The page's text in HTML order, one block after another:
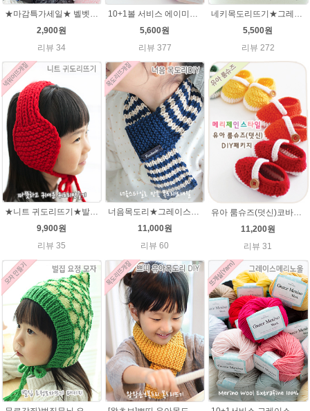
2,900원
리뷰 34
5,600원
리뷰 377
5,500원
리뷰 272
★니트 귀도리뜨기★발렌타인울 뜨개실 DIY 뜨개질
9,900원
리뷰 35
너음목도리★그레이스메리노울 뜨개실 목도리뜨기 뜨개질
11,000원
리뷰 60
유아 룸슈즈(덧신)코바늘뜨기 태교 취미뜨개질 뜨게질 에이미울 뜨개실
11,200원
리뷰 31